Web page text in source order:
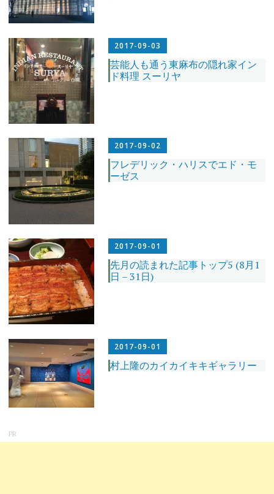
2017-09-03
芸能人も通う東麻布の隠れ家イン
ド料理 スーリヤ
2017-09-02
フレデリック・ハリスでエド・モ
ーゼス
2017-09-01
先月の読まれた記事トップ5 (8月1
日 – 31日)
2017-09-01
村上隆のカイカイキキギャラリー
PR